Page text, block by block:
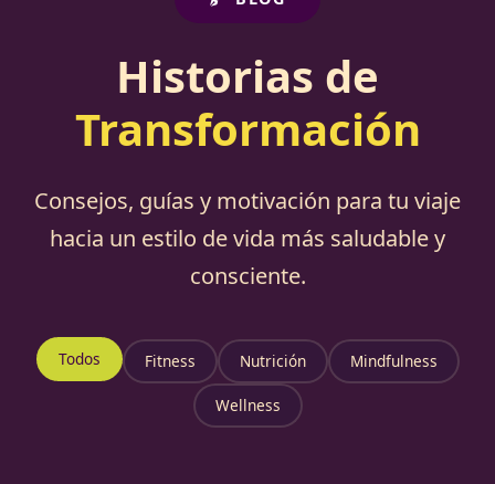
Historias de
Transformación
Consejos, guías y motivación para tu viaje
hacia un estilo de vida más saludable y
consciente.
Todos Fitness Nutrición Mindfulness
Wellness